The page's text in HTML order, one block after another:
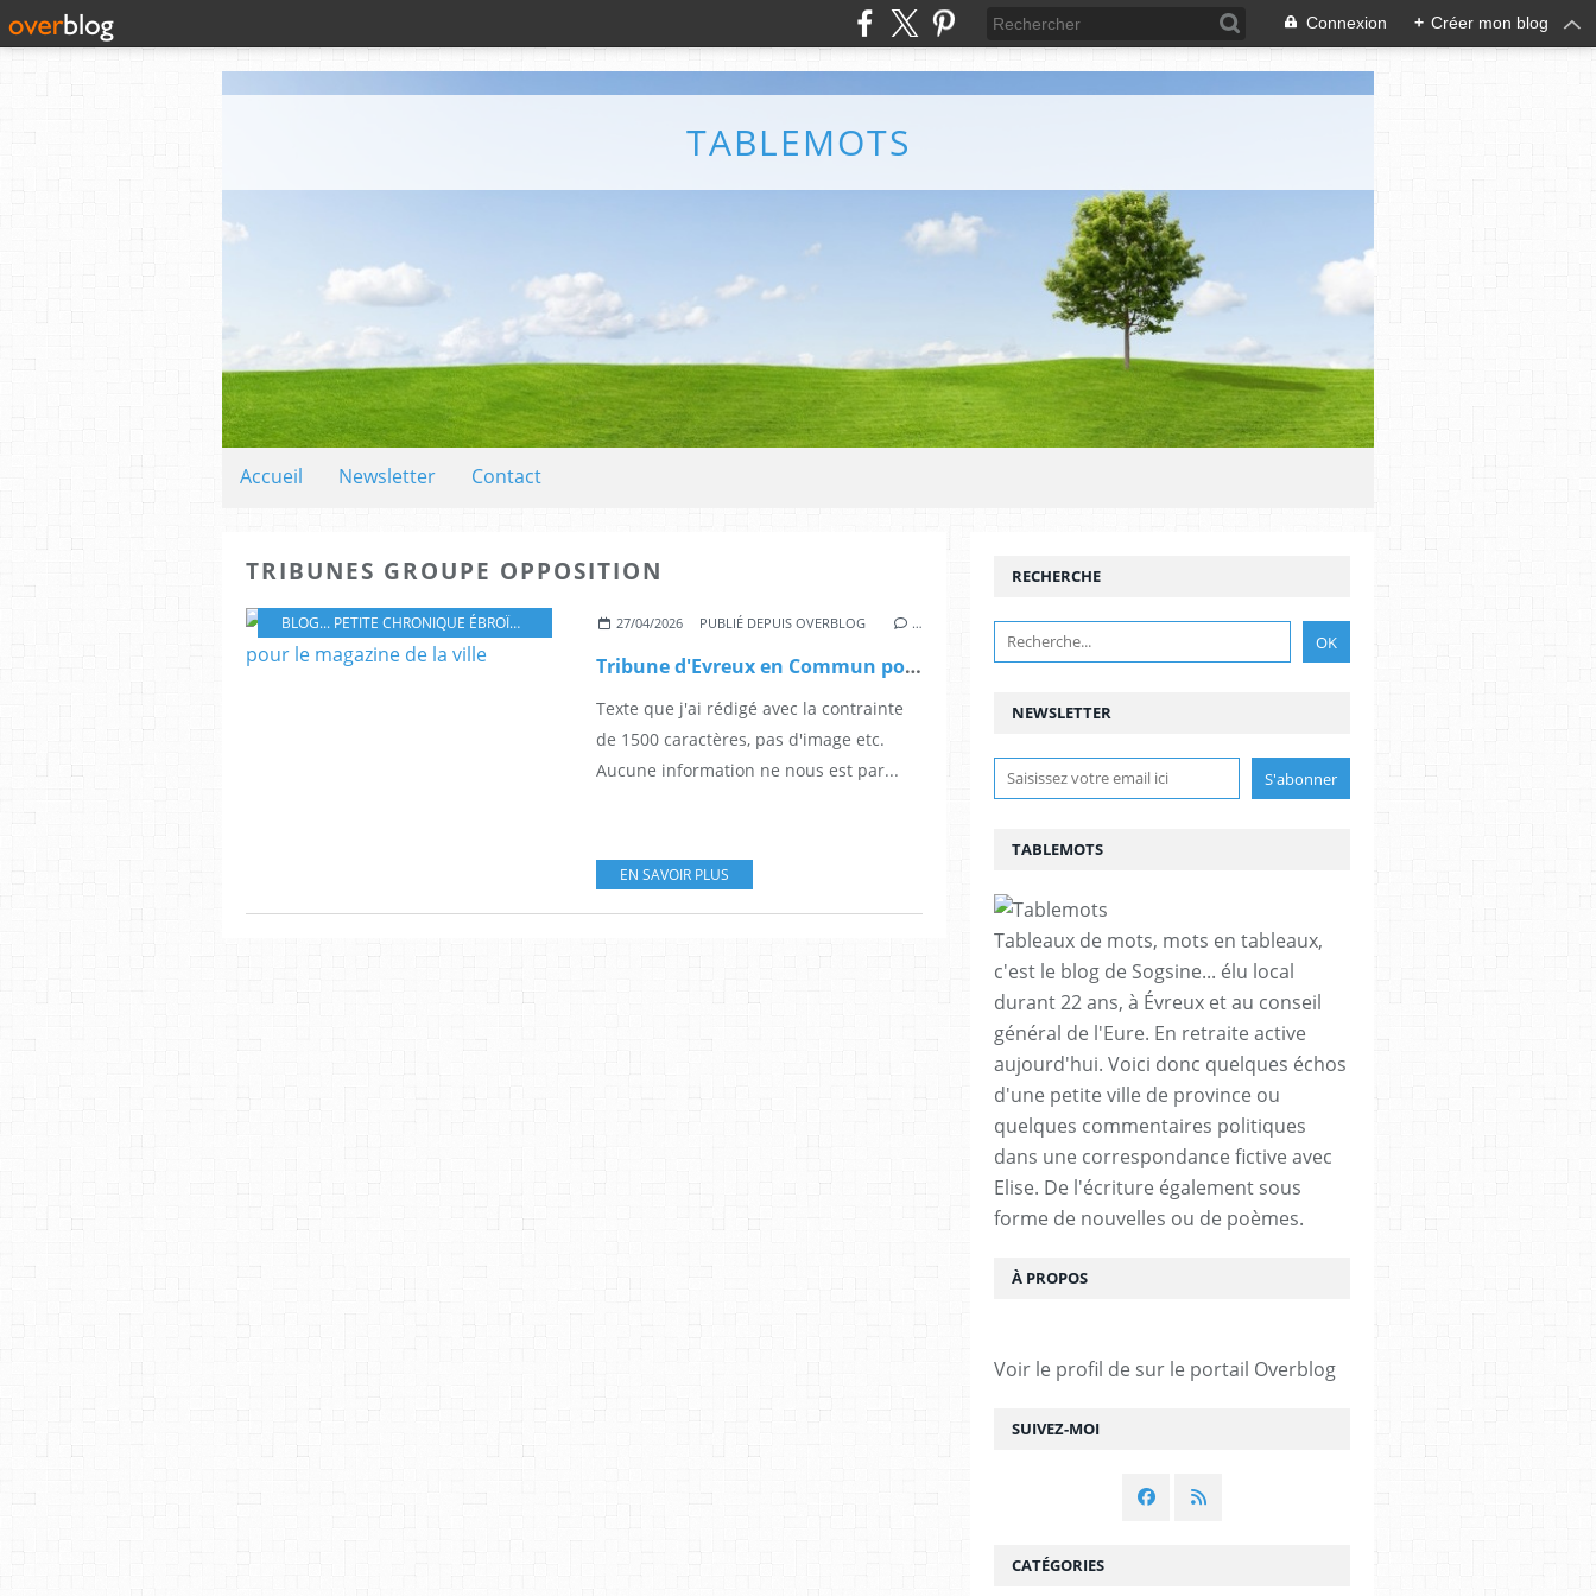
Connexion + Créer mon blog
TABLEMOTS
Accueil Newsletter Contact
TRIBUNES GROUPE OPPOSITION
BLOG... PETITE CHRONIQUE ÉBROÏCIENNE MUNICIPALES EVREUX,HUMEUR,TRIBUNES GROUPE OPPOSITION
27/04/2026 PUBLIÉ DEPUIS OVERBLOG …
Tribune d'Evreux en Commun pour le magazine de la ville
Texte que j'ai rédigé avec la contrainte
de 1500 caractères, pas d'image etc.
Aucune information ne nous est par...
EN SAVOIR PLUS
NEWSLETTER
SUIVEZ-MOI
RECHERCHE
TABLEMOTS
Tableaux de mots, mots en tableaux,
c'est le blog de Sogsine... élu local
durant 22 ans, à Évreux et au conseil
général de l'Eure. En retraite active
aujourd'hui. Voici donc quelques échos
d'une petite ville de province ou
quelques commentaires politiques
dans une correspondance fictive avec
Elise. De l'écriture également sous
forme de nouvelles ou de poèmes.
À PROPOS
Voir le profil de sur le portail Overblog
CATÉGORIES